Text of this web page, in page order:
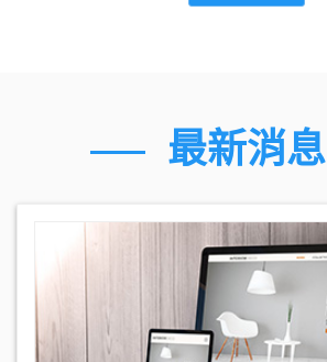
最新消息